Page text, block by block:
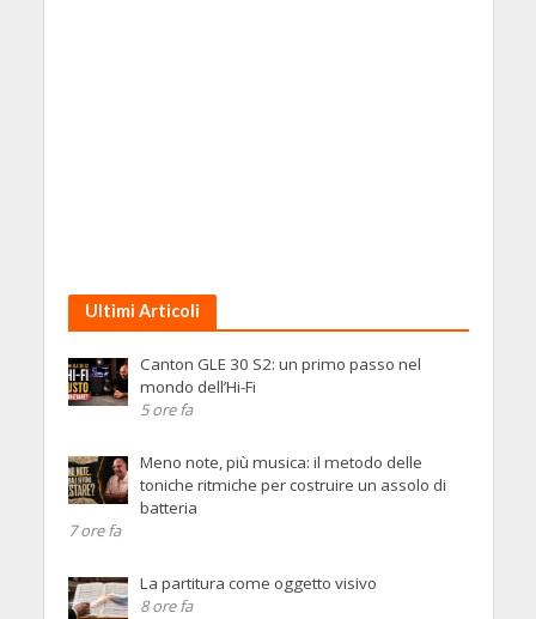
Ultimi Articoli
Canton GLE 30 S2: un primo passo nel
mondo dell’Hi-Fi
5 ore fa
Meno note, più musica: il metodo delle
toniche ritmiche per costruire un assolo di
batteria
7 ore fa
La partitura come oggetto visivo
8 ore fa